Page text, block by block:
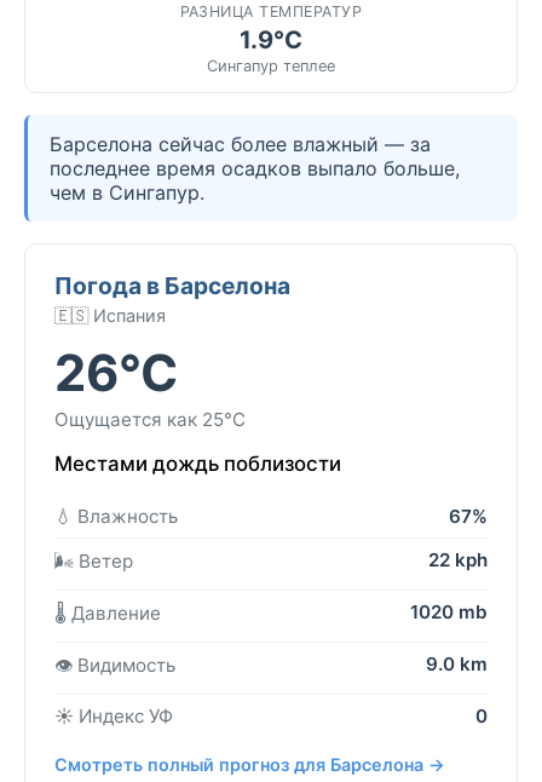
РАЗНИЦА ТЕМПЕРАТУР
1.9°C
Сингапур теплее
Барселона сейчас более влажный — за
последнее время осадков выпало больше,
чем в Сингапур.
Погода в Барселона
🇪🇸 Испания
26°C
Ощущается как 25°C
Местами дождь поблизости
💧 Влажность
67%
🌬️ Ветер
22 kph
🌡️ Давление 1020 mb
👁️ Видимость 9.0 km
☀️ Индекс УФ 0
Смотреть полный прогноз для Барселона →